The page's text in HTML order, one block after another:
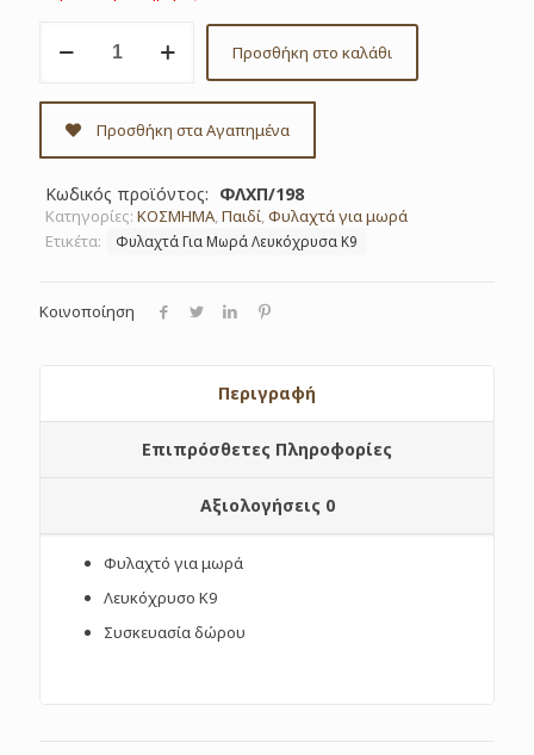
για
λευκόχρυσο
κωδ.
ποσότητα
Προσθήκη στο καλάθι
Προσθήκη στα Αγαπημένα
Κωδικός προϊόντος: ΦΛΧΠ/198
Κατηγορίες: ΚΟΣΜΗΜΑ,Παιδί,Φυλαχτά για μωρά
Ετικέτα:
Φυλαχτά Για Μωρά Λευκόχρυσα Κ9
Κοινοποίηση
Περιγραφή
Επιπρόσθετες Πληροφορίες
Αξιολογήσεις 0
Φυλαχτό για μωρά
Λευκόχρυσο Κ9
Συσκευασία δώρου